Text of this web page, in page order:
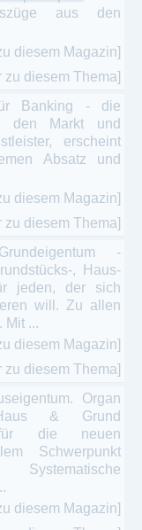
aus den
diesem Magazin]
zu diesem Thema]
Banking - die
den Markt und
erscheint
Absatz und
diesem Magazin]
zu diesem Thema]
-
, Haus-
jeden, der sich
will. Zu allen
Mit ...
diesem Magazin]
zu diesem Thema]
Organ
& Grund
für die neuen
Schwerpunkt
diesem Magazin]